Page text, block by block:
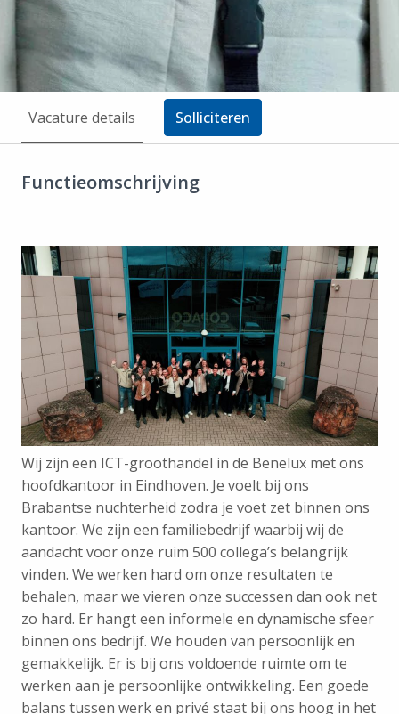
Vacature details Solliciteren
Functieomschrijving
Wij zijn een ICT-groothandel in de Benelux met ons
hoofdkantoor in Eindhoven. Je voelt bij ons
Brabantse nuchterheid zodra je voet zet binnen ons
kantoor. We zijn een familiebedrijf waarbij wij de
aandacht voor onze ruim 500 collega’s belangrijk
vinden. We werken hard om onze resultaten te
behalen, maar we vieren onze successen dan ook net
zo hard. Er hangt een informele en dynamische sfeer
binnen ons bedrijf. We houden van persoonlijk en
gemakkelijk. Er is bij ons voldoende ruimte om te
werken aan je persoonlijke ontwikkeling. Een goede
balans tussen werk en privé staat bij ons hoog in het